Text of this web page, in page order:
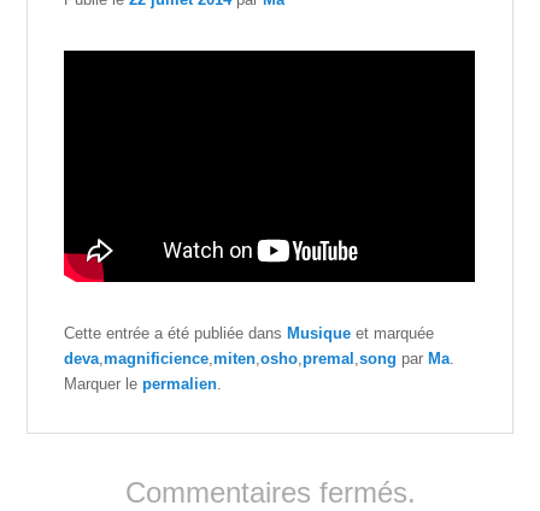
Cette entrée a été publiée dansMusique et marquée
deva ,magnificience ,miten ,osho ,premal ,song parMa
Marquer lepermalien
Commentaires fermés.